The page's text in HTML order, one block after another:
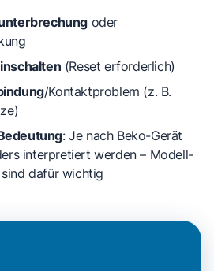
oder
(Reset erforderlich)
/Kontaktproblem (z. B.
: Je nach Beko-Gerät
interpretiert werden – Modell-
dafür wichtig